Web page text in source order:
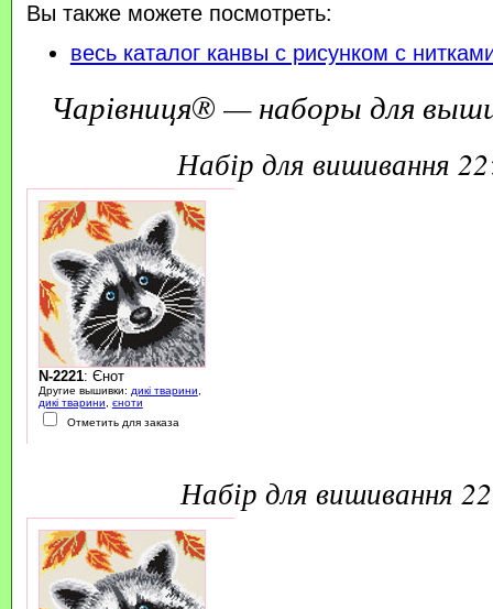
Вы также можете посмотреть:
весь каталог канвы с рисунком с
Чарівниця® — наборы для
набір для вишивання
N-2221: Єнот
Другие вышивки: дикі тварини
дикі тварини
єноти
Отметить для заказа
набір для вишивання